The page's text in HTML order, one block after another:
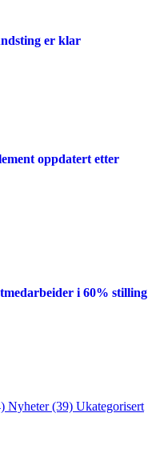
er klar
oppdatert etter
i 60% stilling
Nyheter (39) Ukategorisert